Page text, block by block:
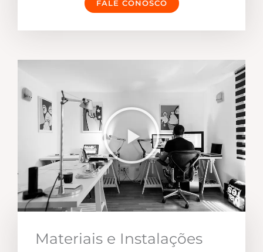
FALE CONOSCO
Materiais e Instalações